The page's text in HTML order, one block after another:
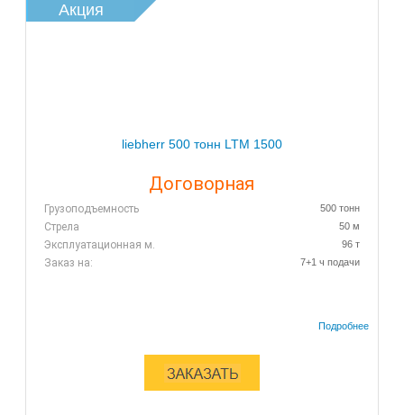
Акция
liebherr 500 тонн LTM 1500
Договорная
Грузоподъемность 500 тонн
Стрела 50 м
Эксплуатационная м. 96 т
Заказ на: 7+1 ч подачи